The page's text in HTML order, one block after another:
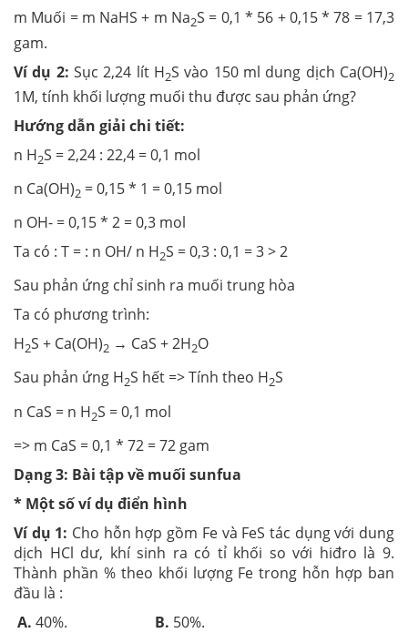
m Muối = m NaHS + m Na2S = 0,1 * 56 + 0,15 * 78 = 17,3
gam.
Ví dụ 2: Sục 2,24 lít H2S vào 150 ml dung dịch Ca(OH)2
1M, tính khối lượng muối thu được sau phản ứng?
Hướng dẫn giải chi tiết:
n H2S = 2,24 : 22,4 = 0,1 mol
n Ca(OH)2 = 0,15 * 1 = 0,15 mol
n OH- = 0,15 * 2 = 0,3 mol
Ta có : T = : n OH/ n H2S = 0,3 : 0,1 = 3 > 2
Sau phản ứng chỉ sinh ra muối trung hòa
Ta có phương trình:
H2S + Ca(OH)2 → CaS + 2H2O
Sau phản ứng H2S hết => Tính theo H2S
n CaS = n H2S = 0,1 mol
=> m CaS = 0,1 * 72 = 72 gam
Dạng 3: Bài tập về muối sunfua
* Một số ví dụ điển hình
Ví dụ 1: Cho hỗn hợp gồm Fe và FeS tác dụng với dung
dịch HCl dư, khí sinh ra có tỉ khối so với hiđro là 9.
Thành phần % theo khối lượng Fe trong hỗn hợp ban
đầu là :
A. 40%. B. 50%.